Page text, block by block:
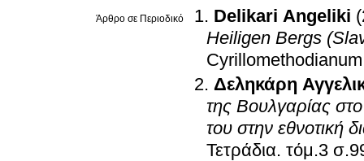
Άρθρο σε Περιοδικό Delikari Angeliki
Heiligen Bergs
Cyrillomethodianum
Δεληκάρη
της Βουλγαρίας
του στην εθνοτική
Τετράδια.
τόμ.3